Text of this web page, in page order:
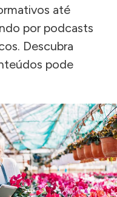
até
por podcasts
Descubra
pode